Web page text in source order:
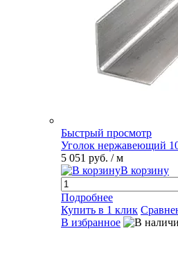
Быстрый просмотр
Уголок нержавеющий
5 051 руб. / м
В корзину
Подробнее
Купить в 1 клик
В избранное